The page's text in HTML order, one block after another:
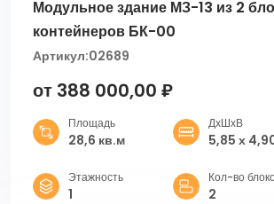
Модульное здание МЗ-13 из 2
контейнеров БК-00
Артикул:02689
от 388 000,00 ₽
Площадь
28,6 кв.м
ДхШхВ
5,85 х
Этажность
1
Кол-во
2